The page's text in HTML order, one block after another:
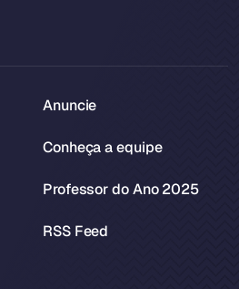
Anuncie
Conheça a equipe
Professor do Ano 2025
RSS Feed